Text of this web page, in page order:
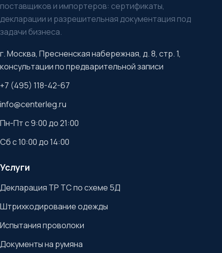
поставщиков и импортеров: сертификаты,
декларации и разрешительная документация под
задачи бизнеса.
г. Москва, Пресненская набережная, д. 8, стр. 1,
консультации по предварительной записи
+7 (495) 118-42-67
info@centerleg.ru
Пн-Пт с 9:00 до 21:00
Сб с 10:00 до 14:00
Услуги
Декларация ТР ТС по схеме 5Д
Штрихкодирование одежды
Испытания проволоки
Документы на румяна